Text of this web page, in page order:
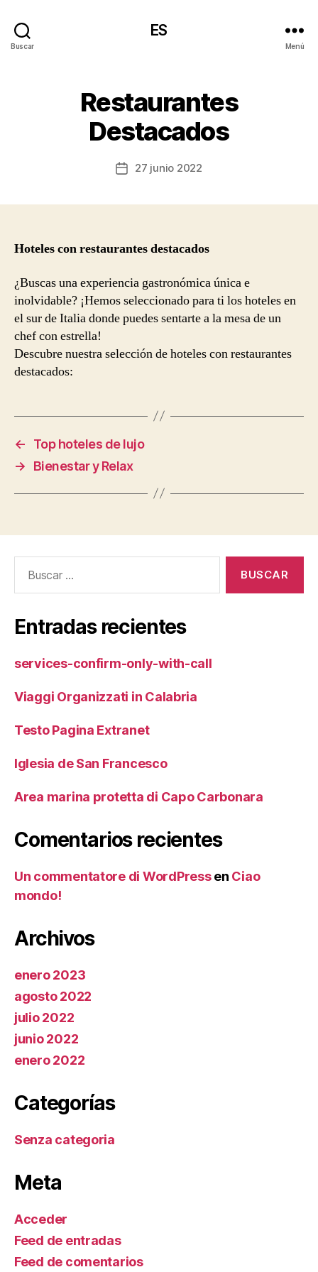
Buscar
ES
Menú
Restaurantes
Destacados
Fecha27 junio 2022
Hoteles con restaurantes destacados
¿Buscas una experiencia gastronómica única e
inolvidable? ¡Hemos seleccionado para ti los hoteles en
el sur de Italia donde puedes sentarte a la mesa de un
chef con estrella!
Descubre nuestra selección de hoteles con restaurantes
destacados:
←
Top hoteles de lujo
→
Bienestar y Relax
Entradas recientes
services-confirm-only-with-call
Viaggi Organizzati in Calabria
Testo Pagina Extranet
Iglesia de San Francesco
Area marina protetta di Capo Carbonara
Comentarios recientes
Un commentatore di WordPressen Ciao
mondo!
Archivos
enero 2023
agosto 2022
julio 2022
junio 2022
enero 2022
Categorías
Senza categoria
Meta
Acceder
Feed de entradas
Feed de comentarios